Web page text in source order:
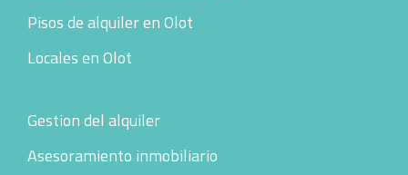
Pisos de alquiler en Olot
Locales en Olot
Gestion del alquiler
Asesoramiento inmobiliario